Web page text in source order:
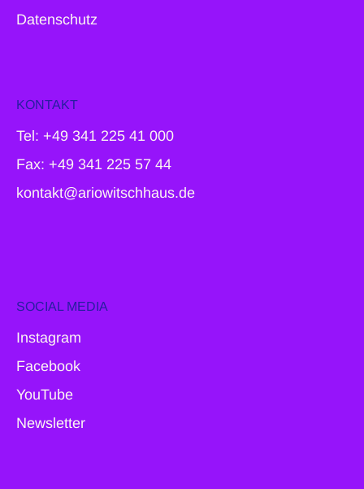
SOCIAL MEDIA
Instagram
Facebook
YouTube
Newsletter
Datenschutz
KONTAKT
Tel: +49 341 225 41 000
Fax: +49 341 225 57 44
kontakt@ariowitschhaus.de